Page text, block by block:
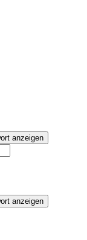
anzeigen
anzeigen